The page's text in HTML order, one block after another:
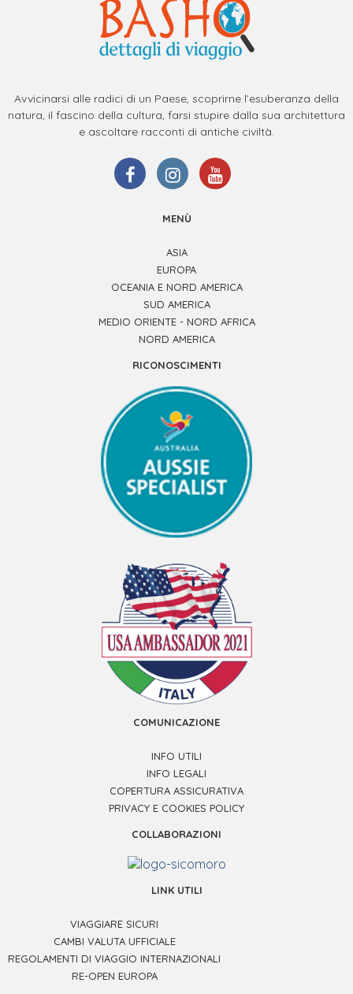
Avvicinarsi alle radici di un Paese, scoprirne l’esuberanza della
natura, il fascino della cultura, farsi stupire dalla sua architettura
e ascoltare racconti di antiche civiltà.
MENÙ
ASIA
EUROPA
OCEANIA E NORD AMERICA
SUD AMERICA
MEDIO ORIENTE - NORD AFRICA
NORD AMERICA
RICONOSCIMENTI
COMUNICAZIONE
INFO UTILI
INFO LEGALI
COPERTURA ASSICURATIVA
PRIVACY E COOKIES POLICY
COLLABORAZIONI
LINK UTILI
VIAGGIARE SICURI
CAMBI VALUTA UFFICIALE
REGOLAMENTI DI VIAGGIO INTERNAZIONALI
RE-OPEN EUROPA